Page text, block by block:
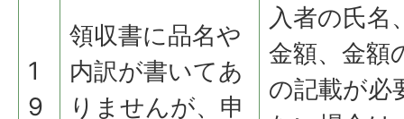
1
9
領収書に品名や
内訳が書いてあ
りませんが、申
入者の氏名
金額、金額
の記載が必